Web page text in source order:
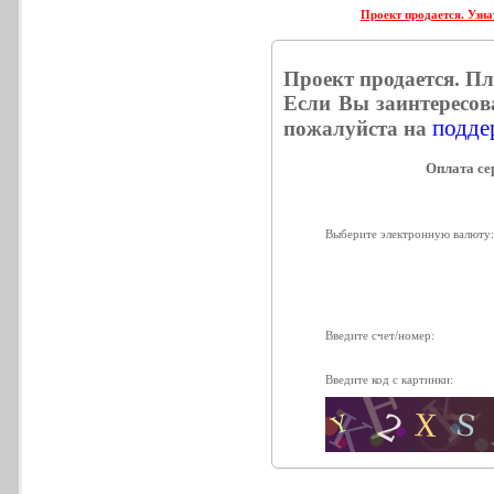
Проект продается.
Проект продается.
Если Вы
пожалуйста на
Выберите электронную валюту:
Введите счет/номер:
Введите код с картинки: